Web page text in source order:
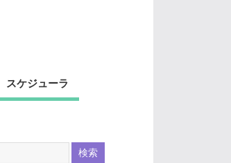
スケジューラ